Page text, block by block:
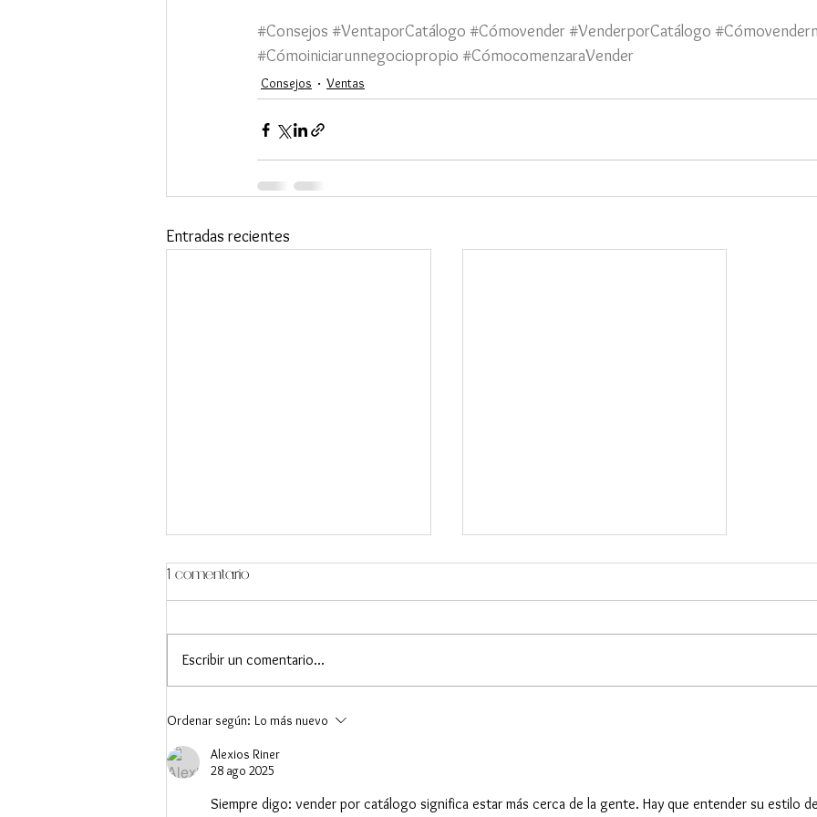
#Consejos #VentaporCatálogo #Cómovender #VenderporCatálogo
#Cómoiniciarunnegociopropio #CómocomenzaraVender
Consejos Ventas
Entradas recientes
¿Cómo saber tu Talla de
Anillo?
1 comentario
Escribir un comentario...
Ordenar según: Lo más nuevo
Alexios Riner
28 ago 2025
Siempre digo: vender por catálogo significa estar más cerca de la gente. Hay que entender su estilo de